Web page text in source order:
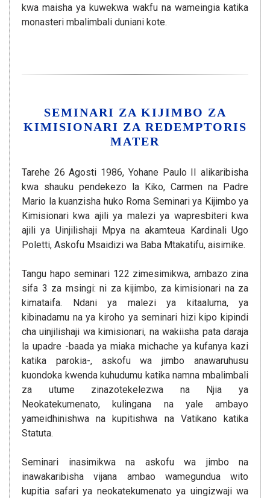
kwa maisha ya kuwekwa wakfu na wameingia katika
monasteri mbalimbali duniani kote.
SEMINARI ZA KIJIMBO ZA
KIMISIONARI ZA REDEMPTORIS
MATER
Tarehe 26 Agosti 1986, Yohane Paulo II alikaribisha
kwa shauku pendekezo la Kiko, Carmen na Padre
Mario la kuanzisha huko Roma Seminari ya Kijimbo ya
Kimisionari kwa ajili ya malezi ya wapresbiteri kwa
ajili ya Uinjilishaji Mpya na akamteua Kardinali Ugo
Poletti, Askofu Msaidizi wa Baba Mtakatifu, aisimike.
Tangu hapo seminari 122 zimesimikwa, ambazo zina
sifa 3 za msingi: ni za kijimbo, za kimisionari na za
kimataifa. Ndani ya malezi ya kitaaluma, ya
kibinadamu na ya kiroho ya seminari hizi kipo kipindi
cha uinjilishaji wa kimisionari, na wakiisha pata daraja
la upadre -baada ya miaka michache ya kufanya kazi
katika parokia-, askofu wa jimbo anawaruhusu
kuondoka kwenda kuhudumu katika namna mbalimbali
za utume zinazotekelezwa na Njia ya
Neokatekumenato, kulingana na yale ambayo
yameidhinishwa na kupitishwa na Vatikano katika
Statuta.
Seminari inasimikwa na askofu wa jimbo na
inawakaribisha vijana ambao wamegundua wito
kupitia safari ya neokatekumenato ya uingizwaji wa